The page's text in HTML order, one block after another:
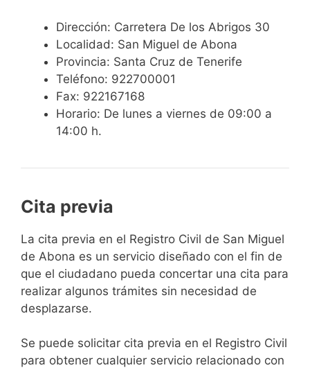
Dirección: Carretera De los Abrigos 30
Localidad: San Miguel de Abona
Provincia: Santa Cruz de Tenerife
Teléfono: 922700001
Fax: 922167168
Horario: De lunes a viernes de 09:00 a
14:00 h.
Cita previa
​​​​​​​​​​​​​​​​​​​​​​​​​​​​La cita previa en el Registro Civil de San Miguel
de Abona es un servicio diseñado con el fin de
que el ciudadano pueda concertar una cita para
realizar algunos trámites sin necesidad de
desplazarse.​
Se puede solicitar cita previa en el Registro Civil
para obtener cualquier servicio relacionado con